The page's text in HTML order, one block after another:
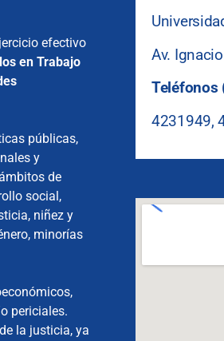
efectivo
en Trabajo
públicas,
y
de
social,
niñez y
minorías
periciales.
la justicia, ya
Av.
Teléfonos
4231949,